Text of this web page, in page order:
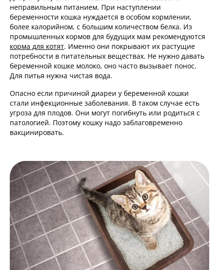
неправильным питанием. При наступлении
беременности кошка нуждается в особом кормлении,
более калорийном, с большим количеством белка. Из
промышленных кормов для будущих мам рекомендуются
корма для котят. Именно они покрывают их растущие
потребности в питательных веществах. Не нужно давать
беременной кошке молоко, оно часто вызывает понос.
Для питья нужна чистая вода.
Опасно если причиной диареи у беременной кошки
стали инфекционные заболевания. В таком случае есть
угроза для плодов. Они могут погибнуть или родиться с
патологией. Поэтому кошку надо заблаговременно
вакцинировать.